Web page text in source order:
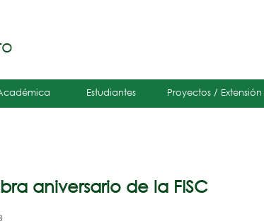
Estudiantes Proyectos / Extensión
aniversario de la FISC